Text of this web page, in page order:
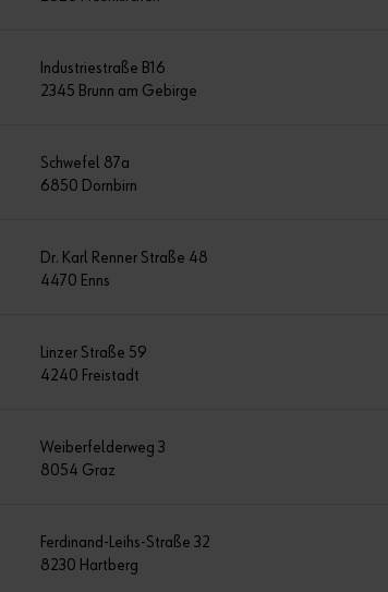
Industriestraße B16
2345 Brunn am Gebirge
Schwefel 87a
6850 Dornbirn
Dr. Karl Renner Straße 48
4470 Enns
Linzer Straße 59
4240 Freistadt
Weiberfelderweg 3
8054 Graz
Ferdinand-Leihs-Straße 32
8230 Hartberg